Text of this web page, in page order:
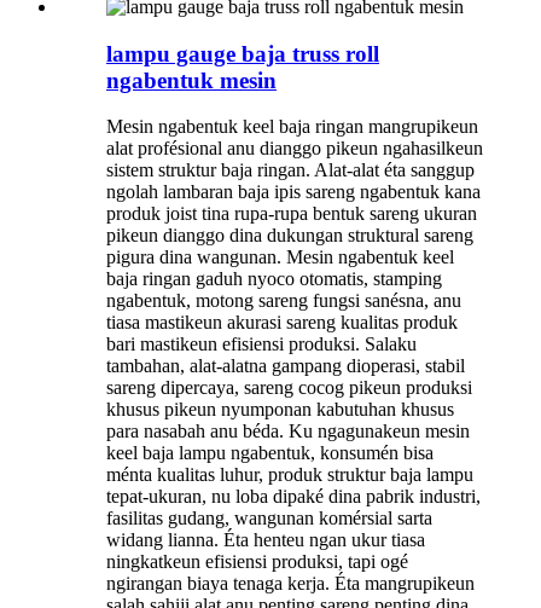
lampu gauge baja truss roll
ngabentuk mesin
Mesin ngabentuk keel baja ringan mangrupikeun
alat profésional anu dianggo pikeun ngahasilkeun
sistem struktur baja ringan. Alat-alat éta sanggup
ngolah lambaran baja ipis sareng ngabentuk kana
produk joist tina rupa-rupa bentuk sareng ukuran
pikeun dianggo dina dukungan struktural sareng
pigura dina wangunan. Mesin ngabentuk keel
baja ringan gaduh nyoco otomatis, stamping
ngabentuk, motong sareng fungsi sanésna, anu
tiasa mastikeun akurasi sareng kualitas produk
bari mastikeun efisiensi produksi. Salaku
tambahan, alat-alatna gampang dioperasi, stabil
sareng dipercaya, sareng cocog pikeun produksi
khusus pikeun nyumponan kabutuhan khusus
para nasabah anu béda. Ku ngagunakeun mesin
keel baja lampu ngabentuk, konsumén bisa
ménta kualitas luhur, produk struktur baja lampu
tepat-ukuran, nu loba dipaké dina pabrik industri,
fasilitas gudang, wangunan komérsial sarta
widang lianna. Éta henteu ngan ukur tiasa
ningkatkeun efisiensi produksi, tapi ogé
ngirangan biaya tenaga kerja. Éta mangrupikeun